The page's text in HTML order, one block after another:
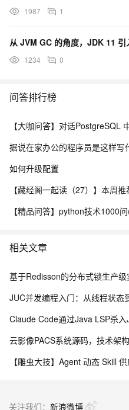
1987 1
从 JVM GC 的角度，JDK 11 引
1234 0
问答排行榜
据说在家办公的程序员是这样写
如何升级配置
【精品问答】python技术1000
相关文章
JUC并发编程入门：从线程状
云影像PACS系统源码，技术架
关注我们： 新浪微博